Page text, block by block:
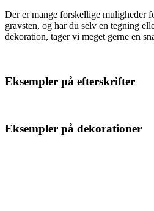
Der er mange forskellige muligheder
gravsten, og har du selv en tegning
dekoration, tager vi meget gerne en
Eksempler på efterskrifter
Eksempler på dekorationer